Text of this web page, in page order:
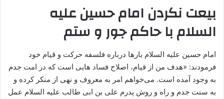
بیعت نکردن امام حسین علیه
السلام با حاکم جور و ستم
امام حسین علیه السلام بارها درباره فلسفه حرکت و قیام خود
فرمودند: «هدف من از قیام، اصلاح فساد هایی است که در امت جدم
به وجود آمده است. می‌خواهم امر به معروف و نهی از منکر کرده و
به سنت جدم و راه و روش پدرم علی بن ابی طالب علیه السلام عمل